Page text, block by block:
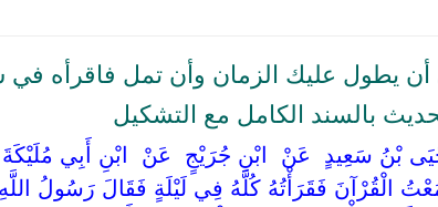
يطول عليك الزمان وأن تمل فاقرأه في
بالسند الكامل مع التشكيل
‏يَحْيَى بْنُ سَعِيدٍ ‏ ‏عَنْ ‏ ‏ابْنِ جُرَيْجٍ ‏ ‏عَنْ ‏ ‏ابْنِ أَبِي
الْقُرْآنَ فَقَرَأْتُهُ كُلَّهُ فِي لَيْلَةٍ فَقَالَ رَسُولُ